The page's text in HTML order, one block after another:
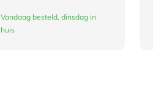
Vandaag besteld, dinsdag in
huis